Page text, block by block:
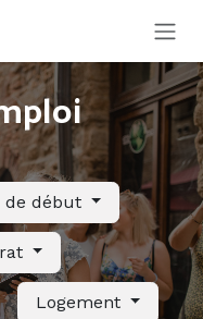
de début
Logement